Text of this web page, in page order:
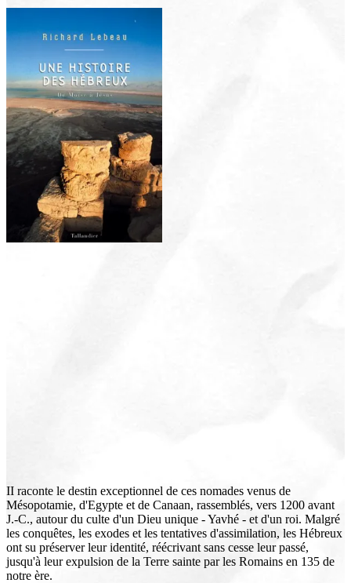
II raconte le destin exceptionnel de ces nomades venus de
Mésopotamie, d'Egypte et de Canaan, rassemblés, vers 1200 avant
J.-C., autour du culte d'un Dieu unique - Yavhé - et d'un roi. Malgré
les conquêtes, les exodes et les tentatives d'assimilation, les Hébreux
ont su préserver leur identité, réécrivant sans cesse leur passé,
jusqu'à leur expulsion de la Terre sainte par les Romains en 135 de
notre ère.